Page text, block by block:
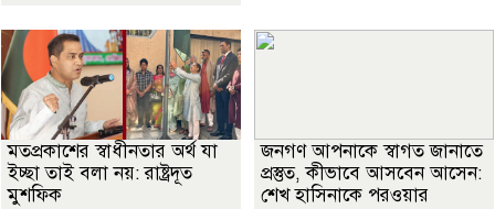
মতপ্রকাশের স্বাধীনতার অর্থ যা
ইচ্ছা তাই বলা নয়: রাষ্ট্রদূত
মুশফিক
জনগণ আপনাকে স্বাগত জানাতে
প্রস্তুত, কীভাবে আসবেন আসেন:
শেখ হাসিনাকে পরওয়ার